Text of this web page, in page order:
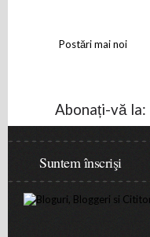
Postări mai noi
Abonați-vă la:
Suntem înscrişi